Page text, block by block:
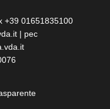
+39 01651835100
| pec